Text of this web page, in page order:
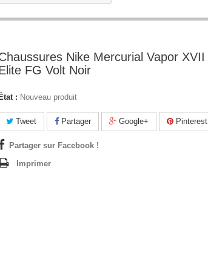
Nike Mercurial Vapor XVII
FG Volt Noir
État : Nouveau produit
Tweet Partager Google+ Pinterest
Partager sur Facebook !
Imprimer